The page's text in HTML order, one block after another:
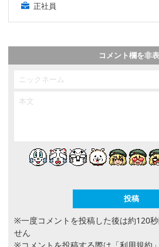
正社員
コメント欄を非
※一度コメントを投稿した後は約120
せん